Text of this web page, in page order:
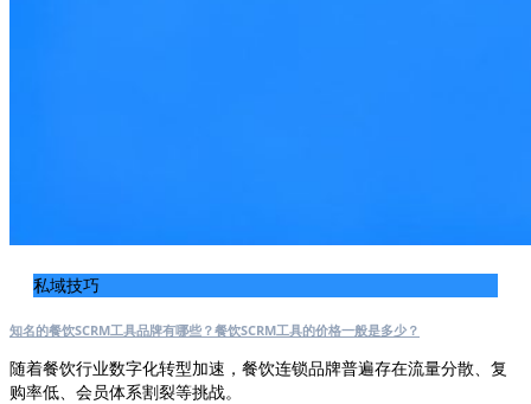
私域技巧
知名的餐饮SCRM工具品牌有哪些？餐饮SCRM工具的价格一般是多少？
随着餐饮行业数字化转型加速，餐饮连锁品牌普遍存在流量分散、复
购率低、会员体系割裂等挑战。